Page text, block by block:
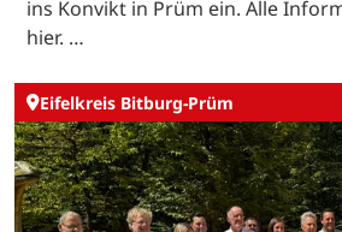
ins Konvikt in Prüm ein. Alle
hier. …
Eifelkreis Bitburg-Prüm